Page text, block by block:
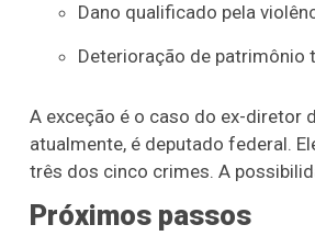
Dano qualificado pela
Deterioração de patrimônio
A exceção é o caso do ex-diretor
atualmente, é deputado federal.
três dos cinco crimes. A
Próximos passos